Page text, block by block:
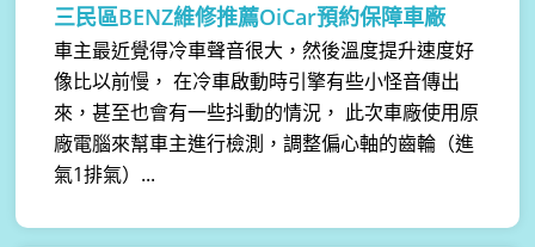
三民區BENZ維修推薦OiCar預約保障車廠
車主最近覺得冷車聲音很大，然後溫度提升速度好
像比以前慢， 在冷車啟動時引擎有些小怪音傳出
來，甚至也會有一些抖動的情況， 此次車廠使用原
廠電腦來幫車主進行檢測，調整偏心軸的齒輪（進
氣1排氣）...